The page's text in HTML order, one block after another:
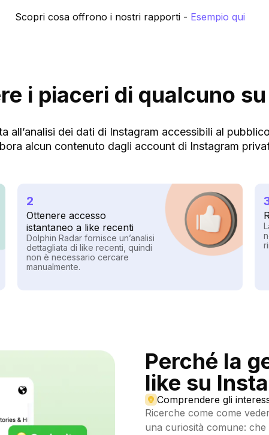
Scopri cosa offrono i nostri rapporti - Esempio qui
i piaceri di qualcuno
all’analisi dei dati di Instagram accessibili al
alcun contenuto dagli account di Instagram
2
Ottenere accesso
istantaneo a like recenti
Dolphin Radar fornisce un’analisi
dettagliata di like recenti, quindi
non è necessario cercare
manualmente.
Perché la
like su
Comprendere gli
Ricerche come come
una curiosità comune: